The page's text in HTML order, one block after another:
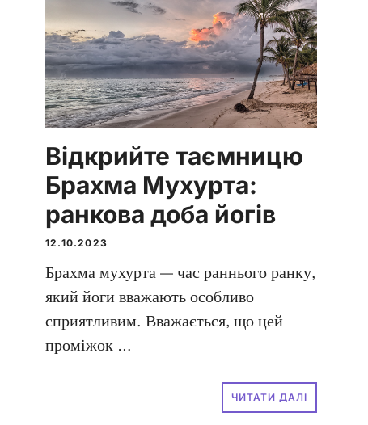
Відкрийте таємницю
Брахма Мухурта:
ранкова доба йогів
12.10.2023
Брахма мухурта — час раннього ранку,
який йоги вважають особливо
сприятливим. Вважається, що цей
проміжок …
ЧИТАТИ ДАЛІ